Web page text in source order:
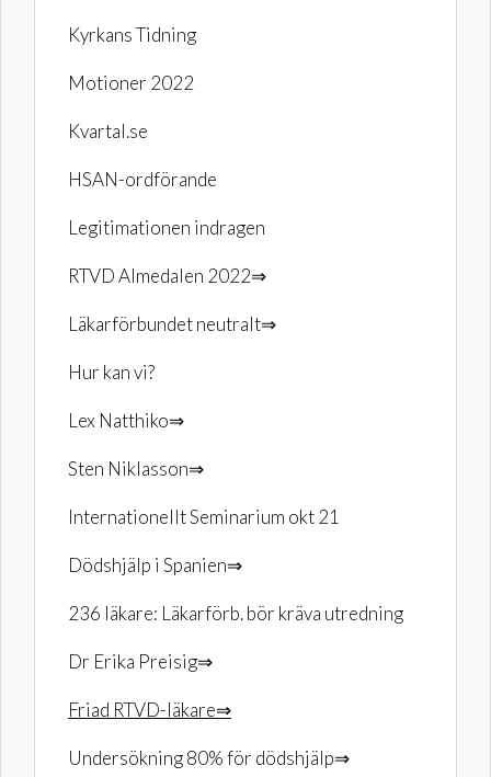
Kyrkans Tidning
Motioner 2022
Kvartal.se
HSAN-ordförande
Legitimationen indragen
RTVD Almedalen 2022⇒
Läkarförbundet neutralt⇒
Hur kan vi?
Lex Natthiko⇒
Sten Niklasson⇒
Internationellt Seminarium okt 21
Dödshjälp i Spanien⇒
236 läkare: Läkarförb. bör kräva utredning
Dr Erika Preisig⇒
Friad RTVD-läkare⇒
Undersökning 80% för dödshjälp⇒